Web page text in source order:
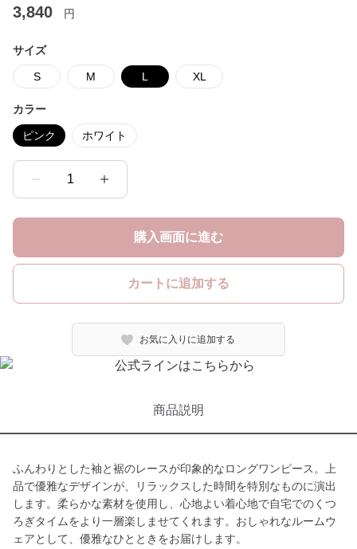
3,840 円
サイズ
S M L XL
カラー
ピンク ホワイト
1
購入画面に進む
カートに追加する
お気に入りに追加する
商品説明
ふんわりとした袖と裾のレースが印象的なロングワンピース。上
品で優雅なデザインが、リラックスした時間を特別なものに演出
します。柔らかな素材を使用し、心地よい着心地で自宅でのくつ
ろぎタイムをより一層楽しませてくれます。おしゃれなルームウ
ェアとして、優雅なひとときをお届けします。